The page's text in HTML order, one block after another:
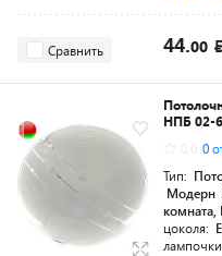
Сравнить 44.00
НПБ 02-
0
Тип:
Модерн
комната,
цоколя: